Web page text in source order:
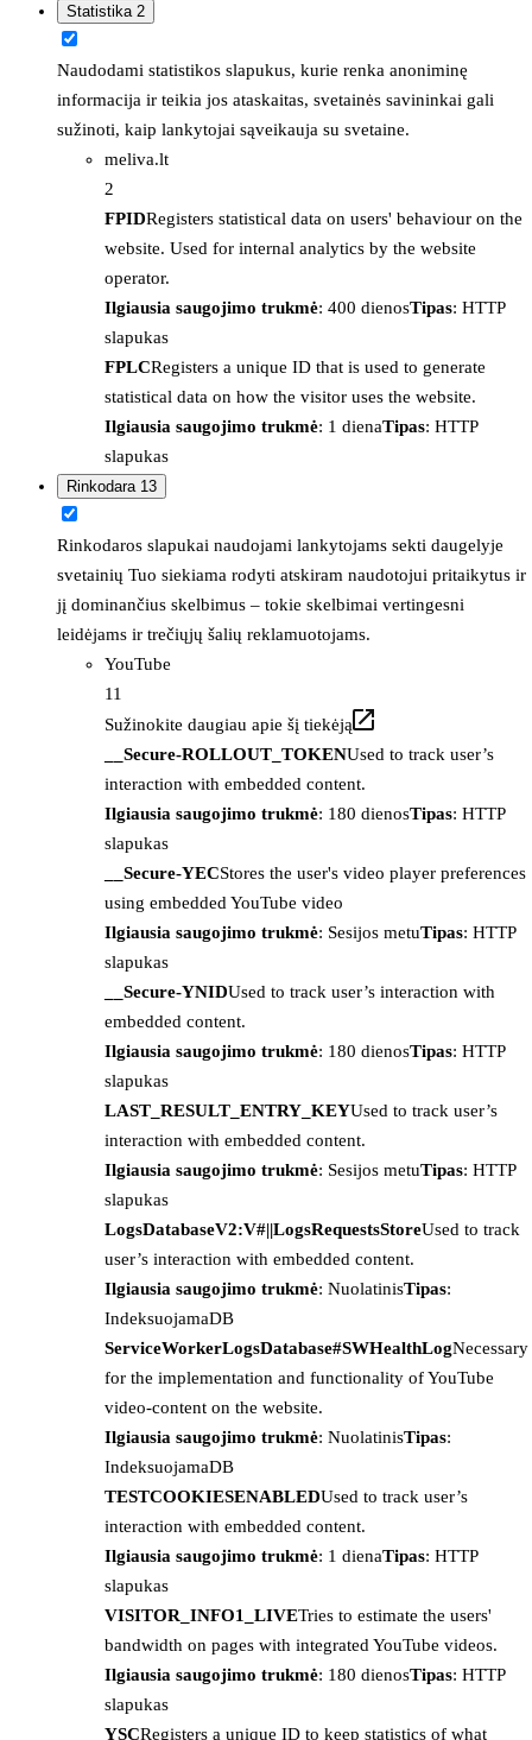
Statistika 2
Naudodami statistikos slapukus, kurie renka anoniminę
informacija ir teikia jos ataskaitas, svetainės savininkai gali
sužinoti, kaip lankytojai sąveikauja su svetaine.
meliva.lt
2
FPIDRegisters statistical data on users' behaviour on the
website. Used for internal analytics by the website
operator.
Ilgiausia saugojimo trukmė: 400 dienosTipas: HTTP
slapukas
FPLCRegisters a unique ID that is used to generate
statistical data on how the visitor uses the website.
Ilgiausia saugojimo trukmė: 1 dienaTipas: HTTP
slapukas
Rinkodara 13
Rinkodaros slapukai naudojami lankytojams sekti daugelyje
svetainių Tuo siekiama rodyti atskiram naudotojui pritaikytus ir
jį dominančius skelbimus – tokie skelbimai vertingesni
leidėjams ir trečiųjų šalių reklamuotojams.
YouTube
11
Sužinokite daugiau apie šį tiekėją
__Secure-ROLLOUT_TOKENUsed to track user’s
interaction with embedded content.
Ilgiausia saugojimo trukmė: 180 dienosTipas: HTTP
slapukas
__Secure-YECStores the user's video player preferences
using embedded YouTube video
Ilgiausia saugojimo trukmė: Sesijos metuTipas: HTTP
slapukas
__Secure-YNIDUsed to track user’s interaction with
embedded content.
Ilgiausia saugojimo trukmė: 180 dienosTipas: HTTP
slapukas
LAST_RESULT_ENTRY_KEYUsed to track user’s
interaction with embedded content.
Ilgiausia saugojimo trukmė: Sesijos metuTipas: HTTP
slapukas
LogsDatabaseV2:V#||LogsRequestsStoreUsed to track
user’s interaction with embedded content.
Ilgiausia saugojimo trukmė: NuolatinisTipas:
IndeksuojamaDB
ServiceWorkerLogsDatabase#SWHealthLogNecessary
for the implementation and functionality of YouTube
video-content on the website.
Ilgiausia saugojimo trukmė: NuolatinisTipas:
IndeksuojamaDB
TESTCOOKIESENABLEDUsed to track user’s
interaction with embedded content.
Ilgiausia saugojimo trukmė: 1 dienaTipas: HTTP
slapukas
VISITOR_INFO1_LIVETries to estimate the users'
bandwidth on pages with integrated YouTube videos.
Ilgiausia saugojimo trukmė: 180 dienosTipas: HTTP
slapukas
YSCRegisters a unique ID to keep statistics of what